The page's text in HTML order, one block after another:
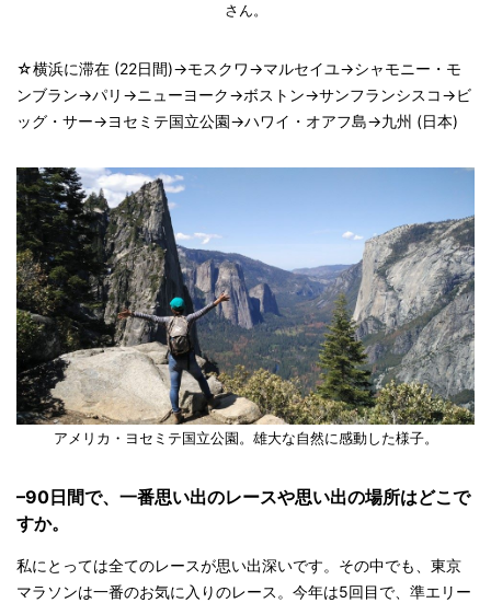
さん。
☆横浜に滞在 (22日間)→モスクワ→マルセイユ→シャモニー・モ
ンブラン→パリ→ニューヨーク→ボストン→サンフランシスコ→ビ
ッグ・サー→ヨセミテ国立公園→ハワイ・オアフ島→九州 (日本)
アメリカ・ヨセミテ国立公園。雄大な自然に感動した様子。
–90日間で、一番思い出のレースや思い出の場所はどこで
すか。
私にとっては全てのレースが思い出深いです。その中でも、東京
マラソンは一番のお気に入りのレース。今年は5回目で、準エリー